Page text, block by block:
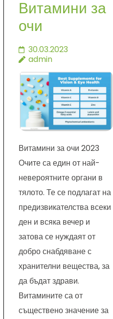
Витамини за
очи
30.03.2023
admin
Витамини за очи 2023
Очите са един от най-
невероятните органи в
тялото. Те се подлагат на
предизвикателства всеки
ден и всяка вечер и
затова се нуждаят от
добро снабдяване с
хранителни вещества, за
да бъдат здрави.
Витамините са от
съществено значение за